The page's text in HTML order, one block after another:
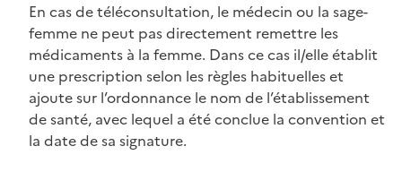
En cas de téléconsultation, le médecin ou la sage-
femme ne peut pas directement remettre les
médicaments à la femme. Dans ce cas il/elle établit
une prescription selon les règles habituelles et
ajoute sur l’ordonnance le nom de l’établissement
de santé, avec lequel a été conclue la convention et
la date de sa signature.